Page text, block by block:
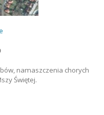
namaszczenia chorych
Świętej.